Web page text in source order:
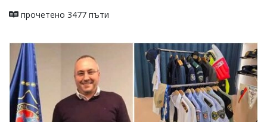
Иван
office@flagman.bg
Коментарите
под
статиите
се
въвеждат
прочетено 3477 пъти